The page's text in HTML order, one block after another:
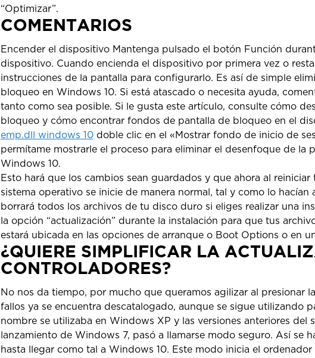
“Optimizar”.
COMENTARIOS
Encender el dispositivo Mantenga pulsado el botón Función
dispositivo. Cuando encienda el dispositivo por primera vez o
instrucciones de la pantalla para configurarlo. Es así de simple
bloqueo en Windows 10. Si está atascado o necesita ayuda,
tanto como sea posible. Si le gusta este artículo, consulte cómo
bloqueo y cómo encontrar fondos de pantalla de bloqueo en el
emp.dll windows 10doble clic en el «Mostrar fondo de inicio de
permítame mostrarle el proceso para eliminar el desenfoque de la
Windows 10.
Esto hará que los cambios sean guardados y que ahora al
sistema operativo se inicie de manera normal, tal y como lo hacían
borrará todos los archivos de tu disco duro si eliges realizar una
la opción “actualización” durante la instalación para que tus
estará ubicada en las opciones de arranque o Boot Options o en
¿QUIERE SIMPLIFICAR LA
CONTROLADORES?
No nos da tiempo, por mucho que queramos agilizar al presionar
fallos ya se encuentra descatalogado, aunque se sigue utilizando
nombre se utilizaba en Windows XP y las versiones anteriores del
lanzamiento de Windows 7, pasó a llamarse modo seguro. Así se
hasta llegar como tal a Windows 10. Este modo inicia el